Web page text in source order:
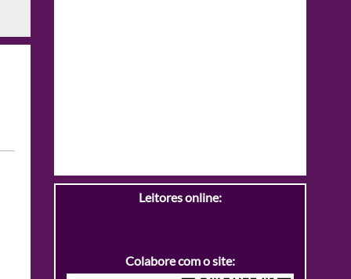
Leitores online:
Colabore com o site: